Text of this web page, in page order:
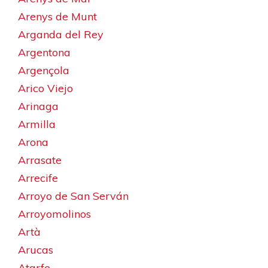
Arenys de Munt
Arganda del Rey
Argentona
Argençola
Arico Viejo
Arinaga
Armilla
Arona
Arrasate
Arrecife
Arroyo de San Serván
Arroyomolinos
Artà
Arucas